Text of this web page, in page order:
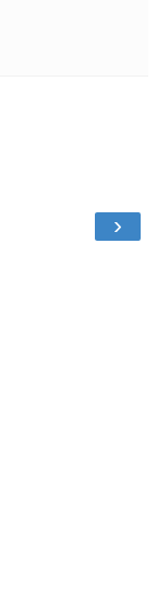
›